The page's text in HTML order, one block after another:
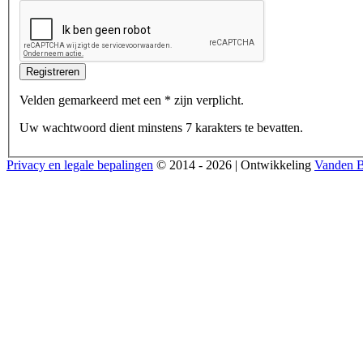
Velden gemarkeerd met een * zijn verplicht.
Uw wachtwoord dient minstens 7 karakters te bevatten.
Privacy en legale bepalingen © 2014 - 2026 | Ontwikkeling Vanden